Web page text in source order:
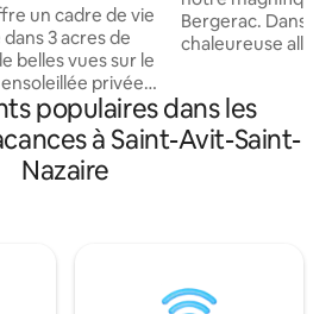
un cadre de vie
3 acres de
belles vues sur le
privée
offrent
avec un
excellents
Avec deux
la cabane
Bergerac. Dans
chaleureuse
pourrez profiter
appartement
personnes.
populaires dans les
à Saint-Avit-Saint-
Nazaire